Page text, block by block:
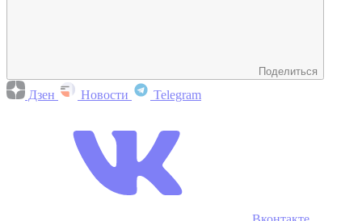
Поделиться
Дзен Новости Telegram